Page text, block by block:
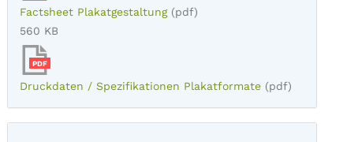
Factsheet Plakatgestaltung (pdf)
560 KB
PDF
Druckdaten / Spezifikationen Plakatformate (pdf)